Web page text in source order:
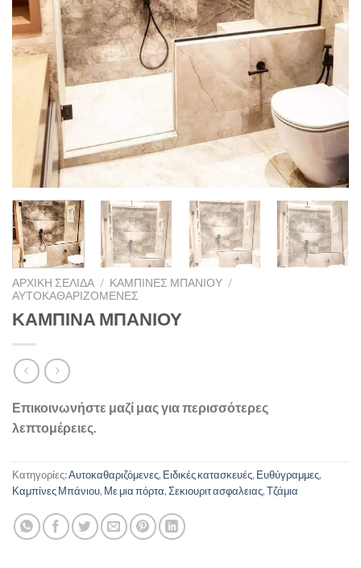
ΑΡΧΙΚΉ ΣΕΛΊΔΑ / ΚΑΜΠΊΝΕΣ ΜΠΆΝΙΟΥ /
ΑΥΤΟΚΑΘΑΡΙΖΌΜΕΝΕΣ
ΚΑΜΠΙΝΑ ΜΠΑΝΙΟΥ
Επικοινωνήστε μαζί μας για περισσότερες
λεπτομέρειες.
Κατηγορίες:Αυτοκαθαριζόμενες, Ειδικές κατασκευές, Ευθύγραμμες,
Καμπίνες Μπάνιου, Με μια πόρτα,Σεκιουριτ ασφαλειας,Τζάμια